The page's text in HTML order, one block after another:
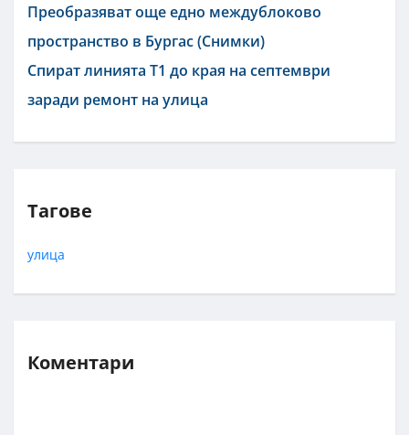
Преобразяват още едно междублоково
пространство в Бургас (Снимки)
Спират линията Т1 до края на септември
заради ремонт на улица
Тагове
улица
Коментари